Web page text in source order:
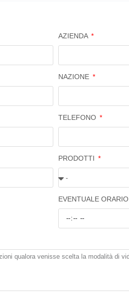
AZIENDA
NAZIONE
TELEFONO
PRODOTTI
EVENTUALE ORARIO